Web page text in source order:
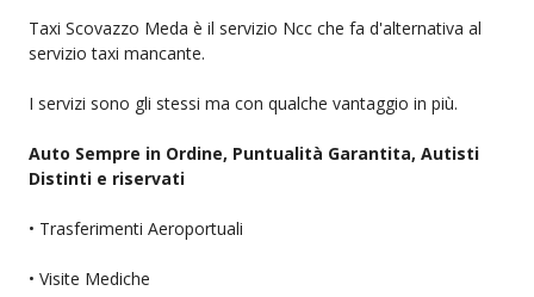
Taxi Scovazzo Meda è il servizio Ncc che fa d'alternativa al
servizio taxi mancante.
I servizi sono gli stessi ma con qualche vantaggio in più.
Auto Sempre in Ordine, Puntualità Garantita, Autisti
Distinti e riservati
• Trasferimenti Aeroportuali
• Visite Mediche